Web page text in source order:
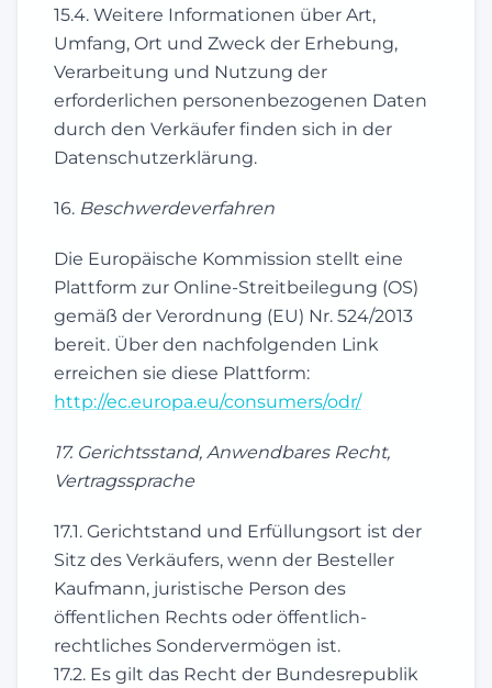
15.4. Weitere Informationen über Art,
Umfang, Ort und Zweck der Erhebung,
Verarbeitung und Nutzung der
erforderlichen personenbezogenen Daten
durch den Verkäufer finden sich in der
Datenschutzerklärung.
16. Beschwerdeverfahren
Die Europäische Kommission stellt eine
Plattform zur Online-Streitbeilegung (OS)
gemäß der Verordnung (EU) Nr. 524/2013
bereit. Über den nachfolgenden Link
erreichen sie diese Plattform:
http://ec.europa.eu/consumers/odr/
17. Gerichtsstand, Anwendbares Recht,
Vertragssprache
17.1. Gerichtstand und Erfüllungsort ist der
Sitz des Verkäufers, wenn der Besteller
Kaufmann, juristische Person des
öffentlichen Rechts oder öffentlich-
rechtliches Sondervermögen ist.
17.2. Es gilt das Recht der Bundesrepublik